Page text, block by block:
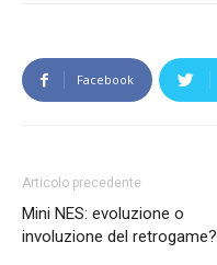
Facebook
Articolo precedente
Mini NES: evoluzione o
involuzione del retrogame?